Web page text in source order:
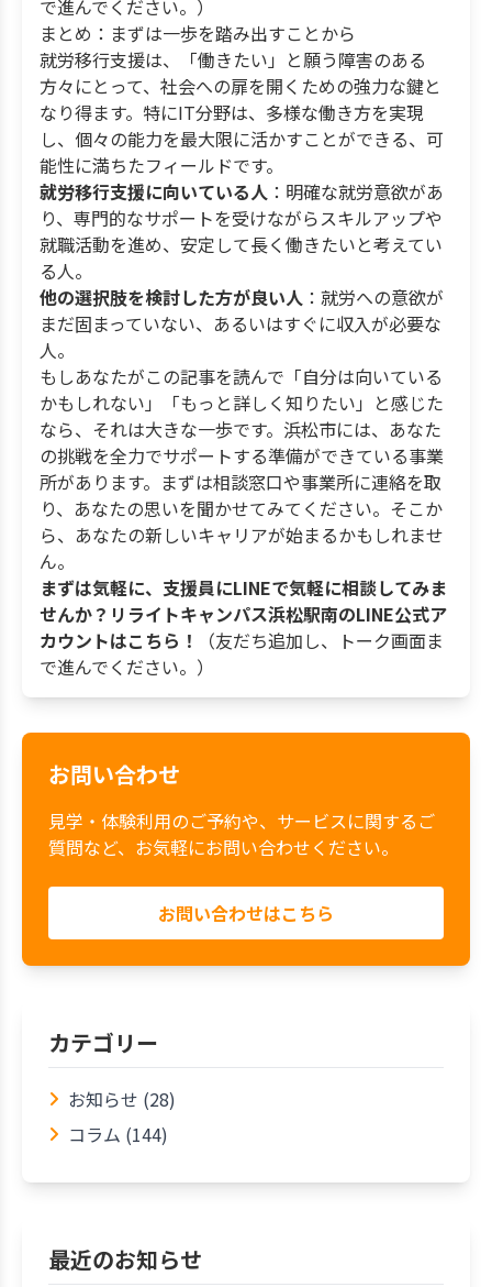
で進んでください。）
まとめ：まずは一歩を踏み出すことから
就労移行支援は、「働きたい」と願う障害のある
方々にとって、社会への扉を開くための強力な鍵と
なり得ます。特にIT分野は、多様な働き方を実現
し、個々の能力を最大限に活かすことができる、可
能性に満ちたフィールドです。
就労移行支援に向いている人 ：明確な就労意欲があ
り、専門的なサポートを受けながらスキルアップや
就職活動を進め、安定して長く働きたいと考えてい
る人。
他の選択肢を検討した方が良い人 ：就労への意欲が
まだ固まっていない、あるいはすぐに収入が必要な
人。
もしあなたがこの記事を読んで「自分は向いている
かもしれない」「もっと詳しく知りたい」と感じた
なら、それは大きな一歩です。浜松市には、あなた
の挑戦を全力でサポートする準備ができている事業
所があります。まずは相談窓口や事業所に連絡を取
り、あなたの思いを聞かせてみてください。そこか
ら、あなたの新しいキャリアが始まるかもしれませ
ん。
まずは気軽に、支援員にLINEで気軽に相談してみま
せんか？リライトキャンパス浜松駅南のLINE公式ア
カウントはこちら！
（友だち追加し、トーク画面ま
で進んでください。）
お問い合わせ
見学・体験利用のご予約や、サービスに関するご
質問など、お気軽にお問い合わせください。
お問い合わせはこちら
カテゴリー
お知らせ (28)
コラム (144)
最近のお知らせ